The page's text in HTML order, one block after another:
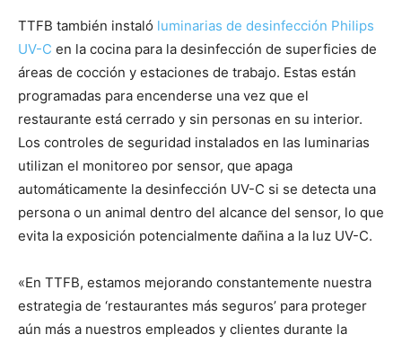
TTFB también instaló luminarias de desinfección Philips
UV-C en la cocina para la desinfección de superficies de
áreas de cocción y estaciones de trabajo. Estas están
programadas para encenderse una vez que el
restaurante está cerrado y sin personas en su interior.
Los controles de seguridad instalados en las luminarias
utilizan el monitoreo por sensor, que apaga
automáticamente la desinfección UV-C si se detecta una
persona o un animal dentro del alcance del sensor, lo que
evita la exposición potencialmente dañina a la luz UV-C.
«En TTFB, estamos mejorando constantemente nuestra
estrategia de ‘restaurantes más seguros’ para proteger
aún más a nuestros empleados y clientes durante la